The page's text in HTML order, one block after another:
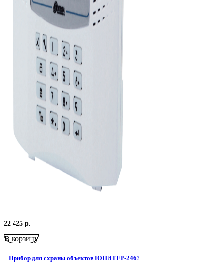
22 425 р.
В корзину
Прибор для охраны объектов ЮПИТЕР-2463